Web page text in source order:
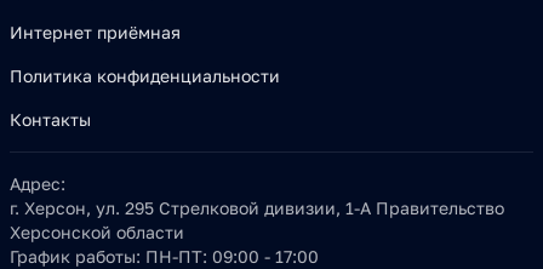
Интернет приёмная
Политика конфиденциальности
Контакты
Адрес:
г. Херсон, ул. 295 Стрелковой дивизии, 1-А Правительство
Херсонской области
График работы: ПН-ПТ: 09:00 - 17:00